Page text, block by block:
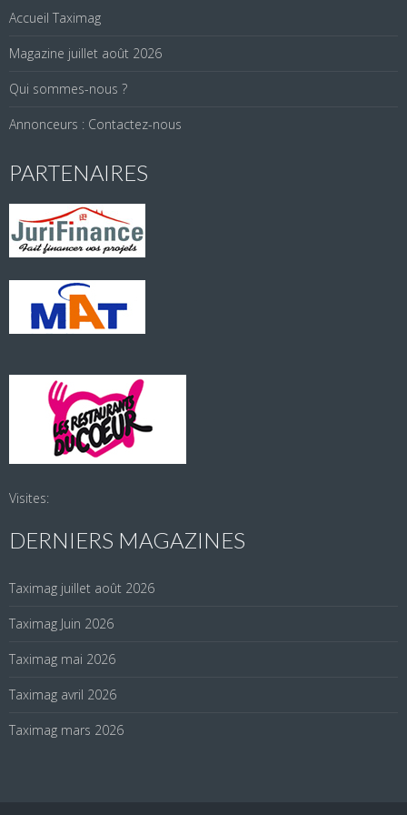
Accueil Taximag
Magazine juillet août 2026
Qui sommes-nous ?
Annonceurs : Contactez-nous
PARTENAIRES
Visites:
DERNIERS MAGAZINES
Taximag juillet août 2026
Taximag Juin 2026
Taximag mai 2026
Taximag avril 2026
Taximag mars 2026